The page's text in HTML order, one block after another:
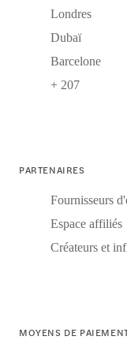
Londres
Dubaï
Barcelone
+ 207
PARTENAIRES
Fournisseurs
Espace affiliés
Créateurs et
MOYENS DE